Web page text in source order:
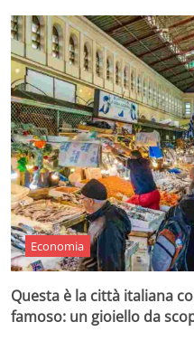
Economia
Questa è la città italiana
famoso: un gioiello da